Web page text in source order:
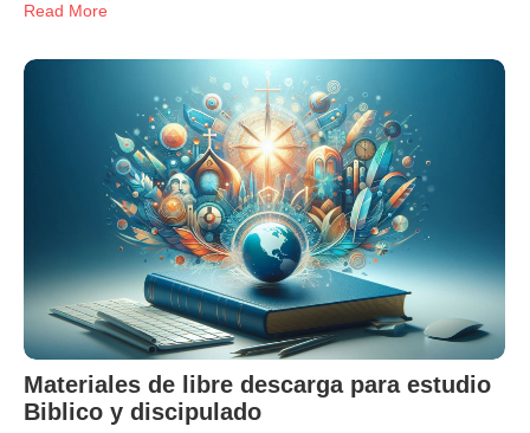
Read More
Materiales de libre descarga para estudio
Biblico y discipulado